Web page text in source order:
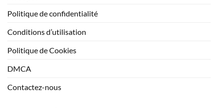
Politique de confidentialité
Conditions d’utilisation
Politique de Cookies
DMCA
Contactez-nous